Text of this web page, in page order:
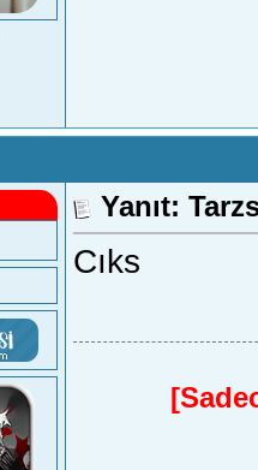
Yanıt:
Cıks